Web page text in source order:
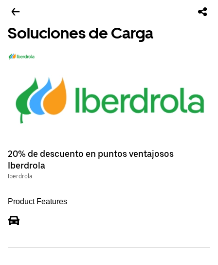
Soluciones de Carga
20% de descuento en puntos ventajosos
Iberdrola
Iberdrola
Product Features